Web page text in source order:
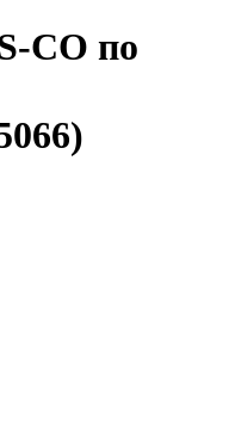
CO по